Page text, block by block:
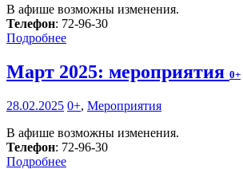
В афише возможны изменения.
Телефон: 72-96-30
Подробнее
Март 2025: мероприятия 0+
28.02.2025 0+, Мероприятия
В афише возможны изменения.
Телефон: 72-96-30
Подробнее